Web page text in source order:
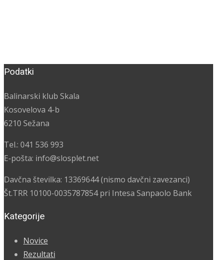
Podatki
Balinarski klub Skala
Kosovelova 4-b
6210 Sežana
Tel.: 041 536 993
E-pošta: info@slosplet.net
Davčna številka: 13369644 (nismo davčni zavezanci)
Št.TRR 10100-0035787854 pri Intesa Sanpaolo Bank
Kategorije
Novice
Rezultati